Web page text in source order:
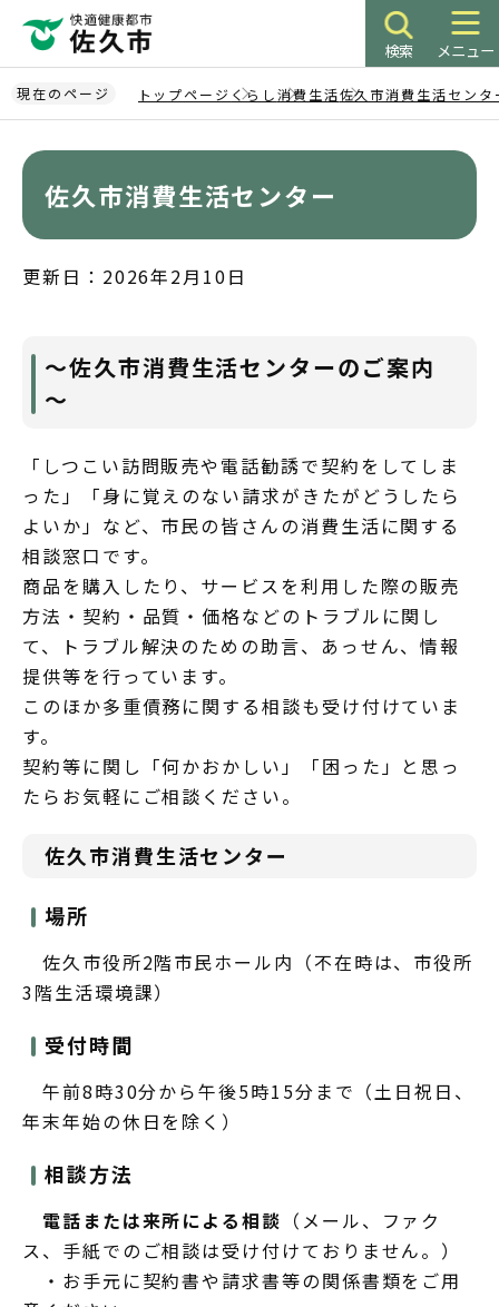
ペ
ー
ジ
検索 メニュー
現在のページ トップページ くらし消費生活佐久市消費生活センタ
佐久市消費生活センター
更新日：2026年2月10日
～佐久市消費生活センターのご案内
～
「しつこい訪問販売や電話勧誘で契約をしてしま
った」「身に覚えのない請求がきたがどうしたら
よいか」など、市民の皆さんの消費生活に関する
相談窓口です。
商品を購入したり、サービスを利用した際の販売
方法・契約・品質・価格などのトラブルに関し
て、トラブル解決のための助言、あっせん、情報
提供等を行っています。
このほか多重債務に関する相談も受け付けていま
す。
契約等に関し「何かおかしい」「困った」と思っ
たらお気軽にご相談ください。
佐久市消費生活センター
場所
佐久市役所2階市民ホール内（不在時は、市役所
3階生活環境課）
受付時間
午前8時30分から午後5時15分まで（土日祝日、
年末年始の休日を除く）
相談方法
電話または来所による相談 （メール、ファク
ス、手紙でのご相談は受け付けておりません。）
・お手元に契約書や請求書等の関係書類をご用